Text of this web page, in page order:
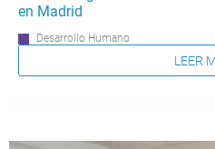
en Madrid
Desarrollo Humano
LEER